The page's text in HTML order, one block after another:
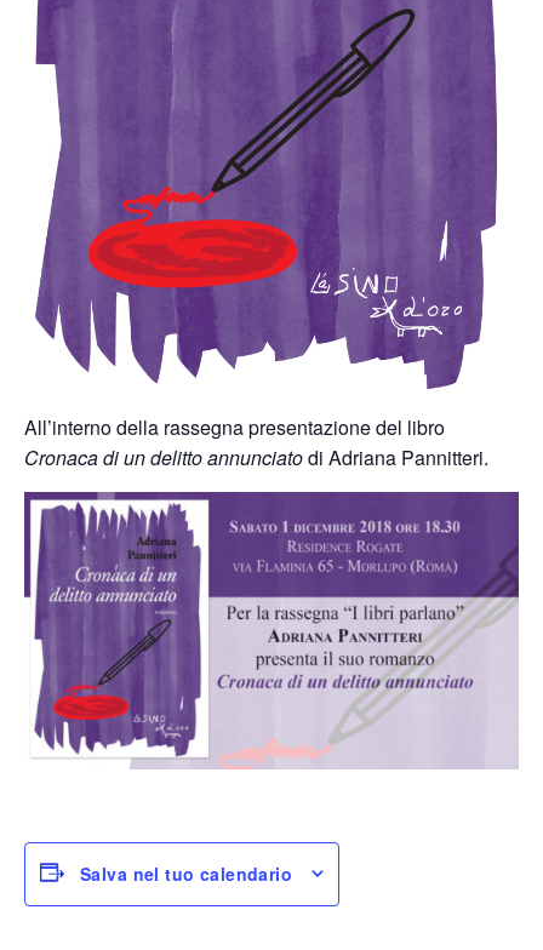
All’interno della rassegna presentazione del libro
Cronaca di un delitto annunciatodi Adriana Pannitteri.
Salva nel tuo calendario